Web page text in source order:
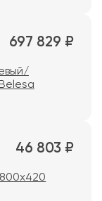
697 829 ₽
46 803 ₽